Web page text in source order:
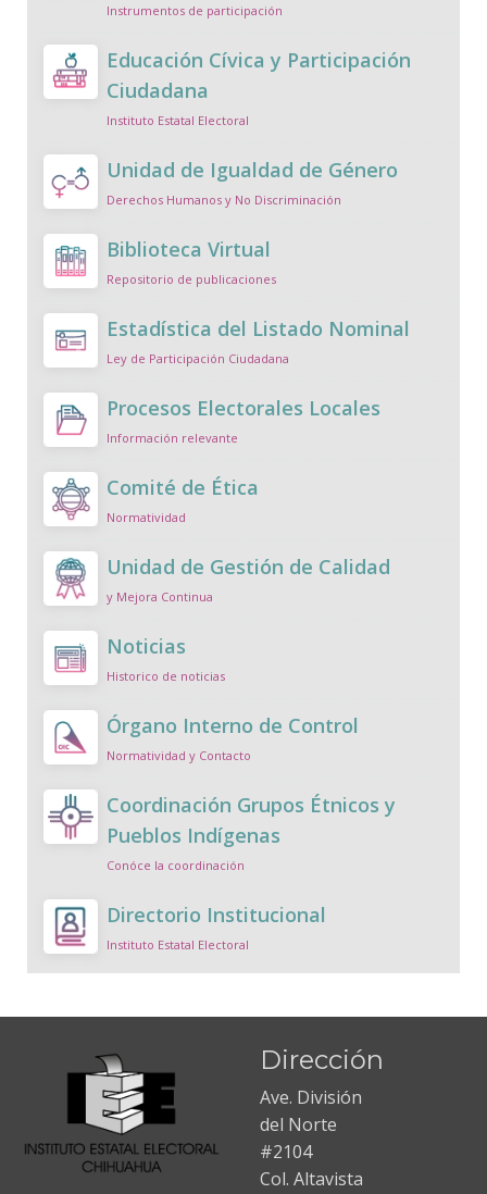
Instrumentos de participación
Educación Cívica y Participación
Ciudadana
Instituto Estatal Electoral
Unidad de Igualdad de Género
Derechos Humanos y No Discriminación
Biblioteca Virtual
Repositorio de publicaciones
Estadística del Listado Nominal
Ley de Participación Ciudadana
Procesos Electorales Locales
Información relevante
Comité de Ética
Normatividad
Unidad de Gestión de Calidad
y Mejora Continua
Noticias
Historico de noticias
Órgano Interno de Control
Normatividad y Contacto
Coordinación Grupos Étnicos y
Pueblos Indígenas
Conóce la coordinación
Directorio Institucional
Instituto Estatal Electoral
Dirección
Ave. División
del Norte
#2104
Col. Altavista